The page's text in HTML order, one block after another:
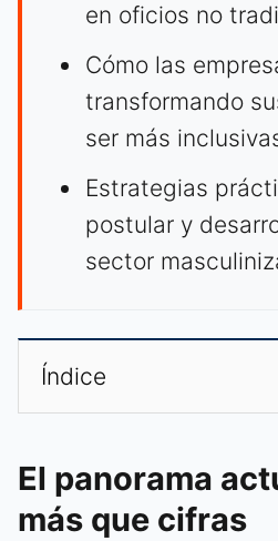
en oficios no
Cómo las
transformando
ser más
Estrategias
postular y
sector
Índice
El panorama
más que cifras